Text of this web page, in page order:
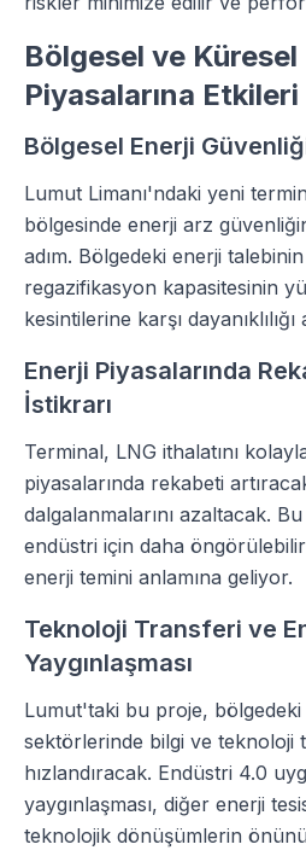
Bölgesel ve Küresel
Piyasalarına Etkileri
Bölgesel Enerji
Lumut Limanı'ndaki yeni
bölgesinde enerji arz
adım. Bölgedeki enerji
regazifikasyon kapasitesinin
kesintilerine karşı dayanıklılığı
Enerji Piyasalarında
İstikrarı
Terminal, LNG ithalatını
piyasalarında rekabeti
dalgalanmalarını azaltacak.
endüstri için daha
enerji temini anlamına geliyor.
Teknoloji Transferi ve
Yaygınlaşması
Lumut'taki bu proje,
sektörlerinde bilgi ve teknoloji
hızlandıracak. Endüstri 4.0
yaygınlaşması, diğer enerji
teknolojik dönüşümlerin